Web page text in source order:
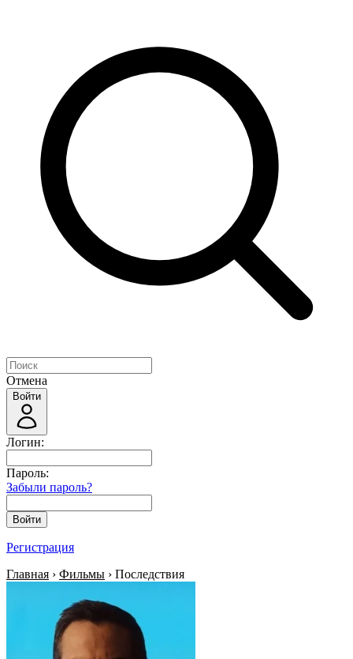
Отмена
Войти
Логин:
Пароль:
Забыли пароль?
Войти
Регистрация
Главная › Фильмы › Последствия